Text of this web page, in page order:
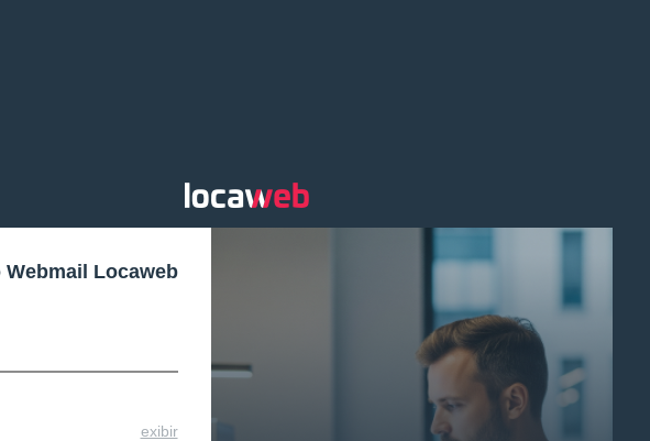
Webmail Locaweb
exibir